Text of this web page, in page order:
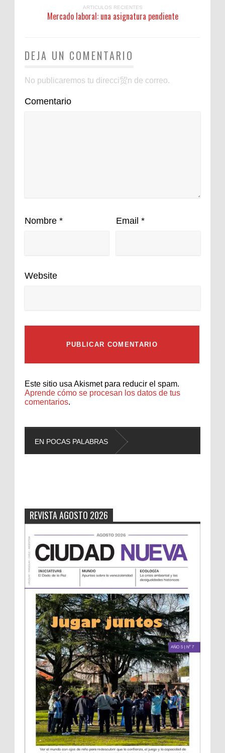
ARTICULOS RECIENTES
Mercado laboral: una asignatura pendiente
DEJA UN COMENTARIO
No publicaremos tu direcci贸n de correo.
Comentario
Nombre * Email *
Website
Este sitio usa Akismet para reducir el spam.
Aprende cómo se procesan los datos de tus
comentarios.
EN POCAS PALABRAS
REVISTA AGOSTO 2026